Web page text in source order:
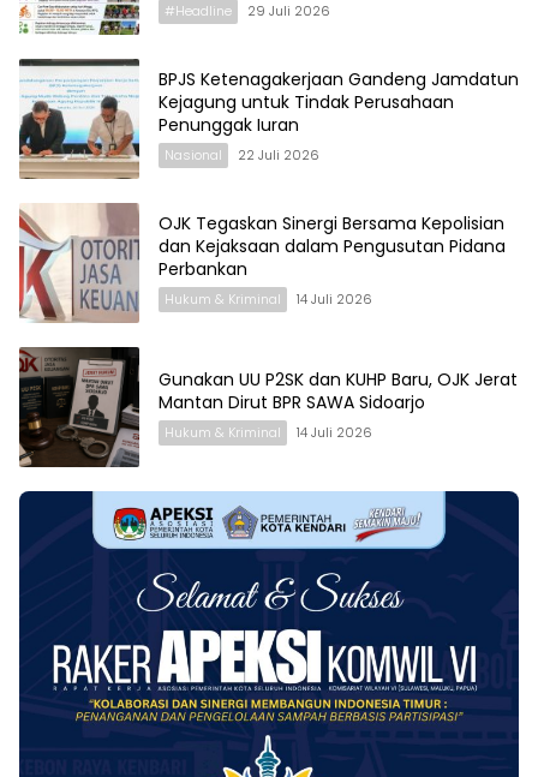
#Headline 29 Juli 2026
BPJS Ketenagakerjaan Gandeng Jamdatun
Kejagung untuk Tindak Perusahaan
Penunggak Iuran
Nasional 22 Juli 2026
OJK Tegaskan Sinergi Bersama Kepolisian
dan Kejaksaan dalam Pengusutan Pidana
Perbankan
Hukum & Kriminal 14 Juli 2026
Gunakan UU P2SK dan KUHP Baru, OJK Jerat
Mantan Dirut BPR SAWA Sidoarjo
Hukum & Kriminal 14 Juli 2026